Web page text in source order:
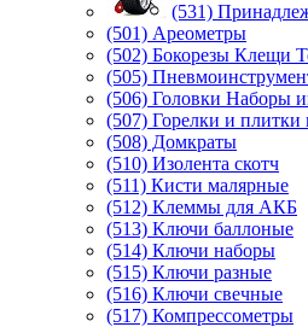
(531)
(501) Ареометры
(502) Бокорезы Клещи
(505)
(506) Головки Наборы
(507) Горелки и плитки
(508) Домкраты
(510) Изолента скотч
(511) Кисти малярные
(512) Клеммы для АКБ
(513) Ключи баллоные
(514) Ключи наборы
(515) Ключи разные
(516) Ключи свечные
(517) Компрессометры